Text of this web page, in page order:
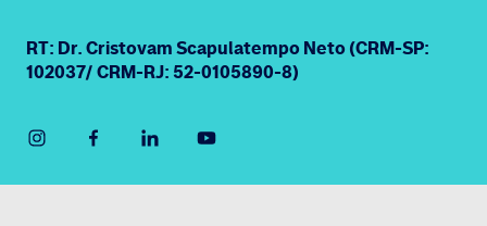
RT: Dr. Cristovam Scapulatempo Neto (CRM-SP:
102037/ CRM-RJ: 52-0105890-8)